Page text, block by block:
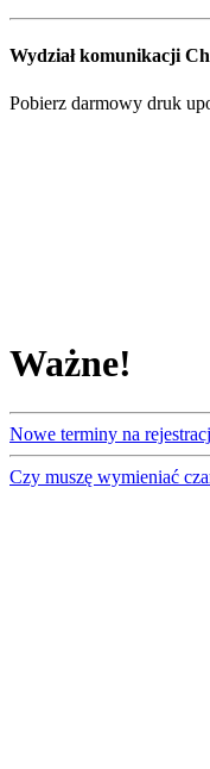
Wydział komunikacji
Pobierz darmowy druk
Ważne!
Nowe terminy na
Czy muszę wymieniać